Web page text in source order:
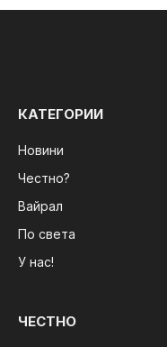
КАТЕГОРИИ
Новини
Честно?
Вайрал
По света
У нас!
ЧЕСТНО